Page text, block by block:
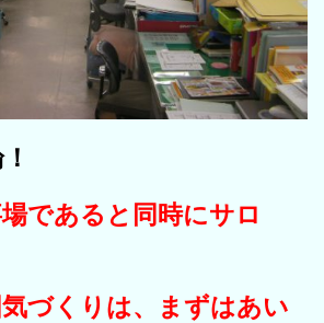
であると同時にサロ
づくりは、まずはあい